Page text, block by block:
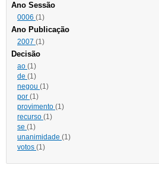
Ano Sessão
0006 (1)
Ano Publicação
2007 (1)
Decisão
ao (1)
de (1)
negou (1)
por (1)
provimento (1)
recurso (1)
se (1)
unanimidade (1)
votos (1)